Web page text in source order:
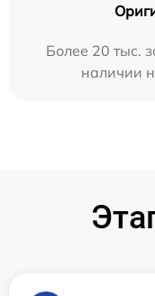
Более 20 тыс.
наличии